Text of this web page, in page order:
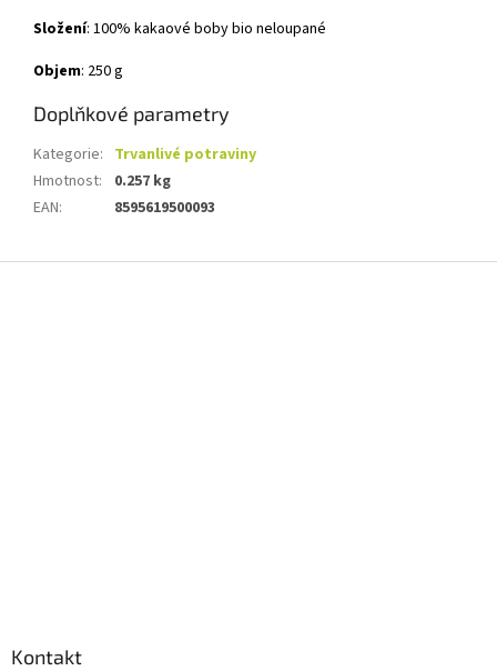
Složení: 100% kakaové boby bio neloupané
Objem: 250 g
Doplňkové parametry
Kategorie: Trvanlivé potraviny
Hmotnost:
0.257 kg
EAN: 8595619500093
Kontakt